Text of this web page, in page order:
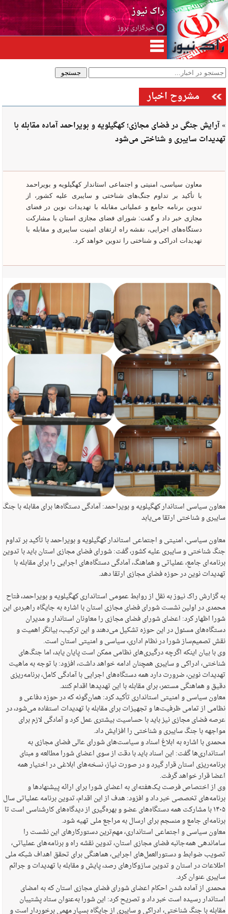
راک نیوز
خبرگزاری بروز
مشروح اخبار
» آرایش جنگی در فضای مجازی؛ کهگیلویه و بویراحمد آماده مقابله با
تهدیدات سایبری و شناختی می‌شود
معاون سیاسی، امنیتی و اجتماعی استاندار کهگیلویه و بویراحمد
با تأکید بر تداوم جنگ‌های شناختی و سایبری علیه کشور، از
تدوین برنامه جامع و عملیاتی مقابله با تهدیدات نوین در فضای
مجازی خبر داد و گفت: شورای فضای مجازی استان با مشارکت
دستگاه‌های اجرایی، نقشه راه ارتقای امنیت سایبری و مقابله با
تهدیدات ادراکی و شناختی را تدوین خواهد کرد.
معاون سیاسی استاندار کهگیلویه و بویراحمد: آمادگی دستگاه‌ها برای مقابله با جنگ
سایبری و شناختی ارتقا می‌یابد
معاون سیاسی، امنیتی و اجتماعی استاندار کهگیلویه و بویراحمد با تأکید بر تداوم
جنگ شناختی و سایبری علیه کشور، گفت: شورای فضای مجازی استان باید با تدوین
برنامه‌ای جامع، عملیاتی و هماهنگ، آمادگی دستگاه‌های اجرایی را برای مقابله با
تهدیدات نوین در حوزه فضای مجازی ارتقا دهد.
به گزارش راک نیوز به نقل از روابط عمومی استانداری کهگیلویه و بویراحمد، فتاح
محمدی در اولین نشست شورای فضای مجازی استان با اشاره به جایگاه راهبردی این
شورا اظهار کرد: اعضای شورای فضای مجازی را معاونان استاندار و مدیران
دستگاه‌های مسئول در این حوزه تشکیل می‌دهند و این ترکیب، بیانگر اهمیت و
نقش تصمیم‌ساز شورا در نظام اداری، سیاسی و امنیتی استان است.
وی با بیان اینکه اگرچه درگیری‌های نظامی ممکن است پایان یابد، اما جنگ‌های
شناختی، ادراکی و سایبری همچنان ادامه خواهد داشت، افزود: با توجه به ماهیت
تهدیدات نوین، ضرورت دارد همه دستگاه‌های اجرایی با آمادگی کامل، برنامه‌ریزی
دقیق و هماهنگی مستمر، برای مقابله با این تهدیدها اقدام کنند.
معاون سیاسی و امنیتی استانداری تأکید کرد: همان‌گونه که در حوزه دفاعی و
نظامی از تمامی ظرفیت‌ها و تجهیزات برای مقابله با تهدیدات استفاده می‌شود، در
عرصه فضای مجازی نیز باید با حساسیت بیشتری عمل کرد و آمادگی لازم برای
مواجهه با جنگ سایبری و شناختی را افزایش داد.
محمدی با اشاره به ابلاغ اسناد و سیاست‌های شورای عالی فضای مجازی به
استانداری‌ها گفت: این اسناد باید با دقت از سوی اعضای شورا مطالعه و مبنای
برنامه‌ریزی استان قرار گیرد و در صورت نیاز، نسخه‌های ابلاغی در اختیار همه
اعضا قرار خواهد گرفت.
وی از اختصاص فرصت یک‌هفته‌ای به اعضای شورا برای ارائه پیشنهادها و
برنامه‌های تخصصی خبر داد و افزود: هدف از این اقدام، تدوین برنامه عملیاتی سال
۱۴۰۵ با مشارکت همه دستگاه‌های عضو و بهره‌گیری از دیدگاه‌های کارشناسی است تا
برنامه‌ای جامع و منسجم برای ارسال به مراجع ملی تهیه شود.
معاون سیاسی و اجتماعی استانداری، مهم‌ترین دستورکارهای این نشست را
ساماندهی همه‌جانبه فضای مجازی استان، تدوین نقشه راه و برنامه‌های عملیاتی،
تصویب ضوابط و دستورالعمل‌های اجرایی، هماهنگی برای تحقق اهداف شبکه ملی
اطلاعات در استان و تدوین سازوکارهای رصد، پایش و مقابله با تهدیدات و جرائم
سایبری عنوان کرد.
محمدی از آماده شدن احکام اعضای شورای فضای مجازی استان که به امضای
استاندار رسیده است خبر داد و تصریح کرد: این شورا به‌عنوان ستاد پشتیبان
مقابله با جنگ شناختی، ادراکی و سایبری از جایگاه بسیار مهمی برخوردار است و